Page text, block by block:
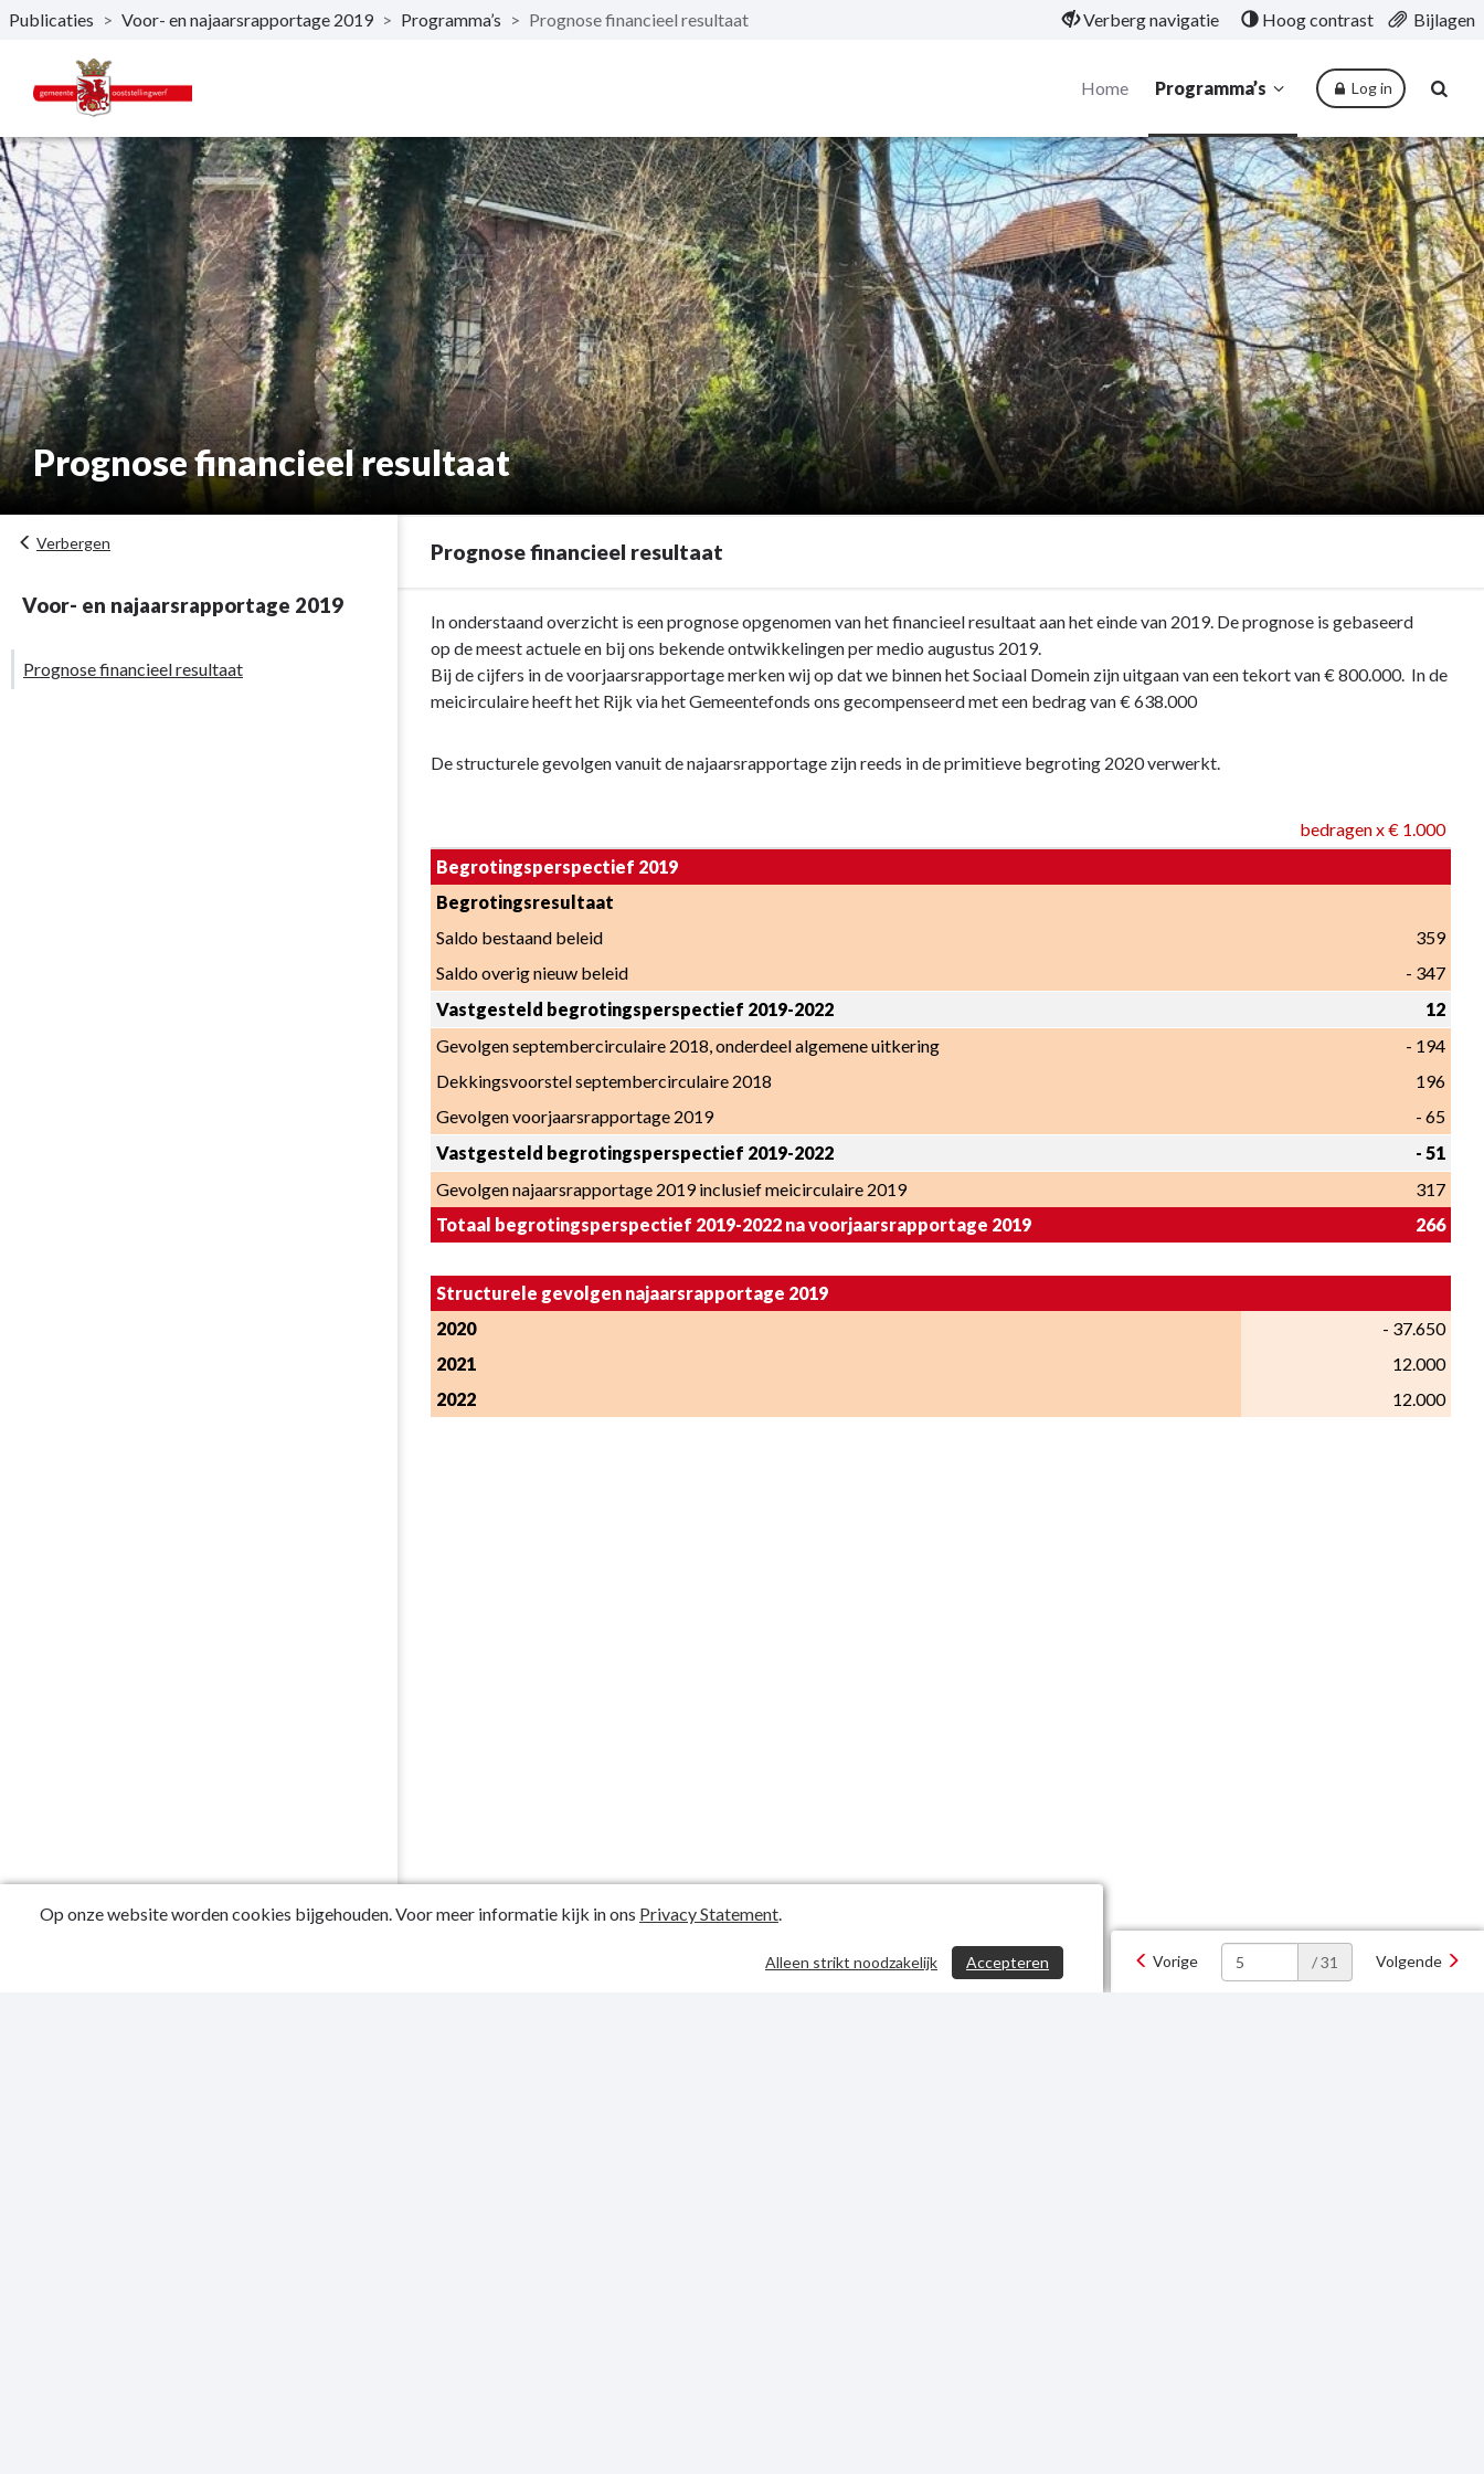
Naar hoofdinhoud
Publicaties > Voor- en najaarsrapportage 2019 > Programma’s > Prognose financieel resultaat Verberg navigatie Hoog contrast Bijlagen
Home Programma’s Log in
Prognose financieel resultaat
Verbergen
Voor- en najaarsrapportage 2019
Prognose financieel resultaat
Prognose financieel resultaat
Terug
navigatie
financieel
financieel
resultaat
In onderstaand overzicht is een prognose opgenomen van het financieel resultaat aan het einde van 2019. De prognose is gebaseerd
op de meest actuele en bij ons bekende ontwikkelingen per medio augustus 2019.
Bij de cijfers in de voorjaarsrapportage merken wij op dat we binnen het Sociaal Domein zijn uitgaan van een tekort van € 800.000. In de
meicirculaire heeft het Rijk via het Gemeentefonds ons gecompenseerd met een bedrag van € 638.000
De structurele gevolgen vanuit de najaarsrapportage zijn reeds in de primitieve begroting 2020 verwerkt.
bedragen x € 1.000
Begrotingsperspectief 2019
Begrotingsresultaat
Saldo bestaand beleid
359
Saldo overig nieuw beleid
- 347
Vastgesteld begrotingsperspectief 2019-2022
12
Gevolgen septembercirculaire 2018, onderdeel algemene uitkering
- 194
Dekkingsvoorstel septembercirculaire 2018
196
Gevolgen voorjaarsrapportage 2019
- 65
Vastgesteld begrotingsperspectief 2019-2022
- 51
Gevolgen najaarsrapportage 2019 inclusief meicirculaire 2019
317
Totaal begrotingsperspectief 2019-2022 na voorjaarsrapportage 2019
266
Structurele gevolgen najaarsrapportage 2019
2020
- 37.650
2021
12.000
2022
12.000
Vorige / 31 Volgende
Op onze website worden cookies bijgehouden. Voor meer informatie kijk in ons Privacy Statement.
Accepteren
Alleen strikt noodzakelijk